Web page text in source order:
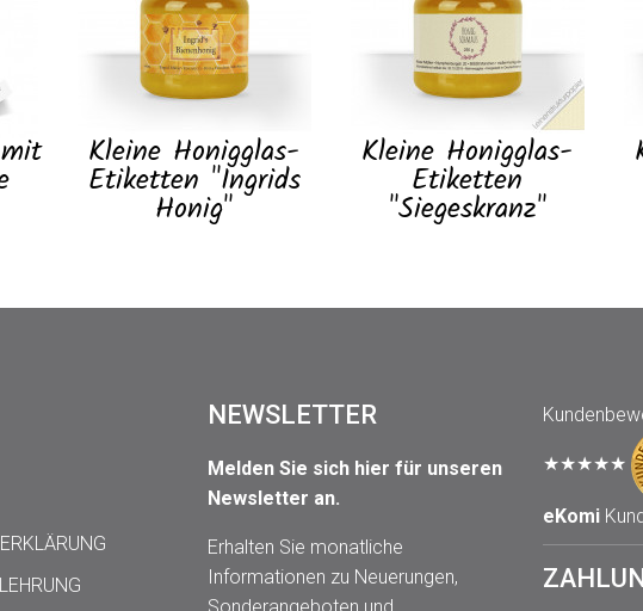
Kleine Honigglas-
Etiketten "Ingrids
Honig"
Kleine Honigglas-
Etiketten
"Siegeskranz"
NEWSLETTER
Melden Sie sich hier für unseren
Newsletter an.
Erhalten Sie monatliche
Informationen zu Neuerungen,
Sonderangeboten und
★★★★★
eKomi